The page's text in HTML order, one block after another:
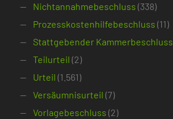
Nichtannahmebeschluss (338)
Prozesskostenhilfebeschluss (11)
Stattgebender Kammerbeschluss
Teilurteil (2)
Urteil (1.561)
Versäumnisurteil (7)
Vorlagebeschluss (2)